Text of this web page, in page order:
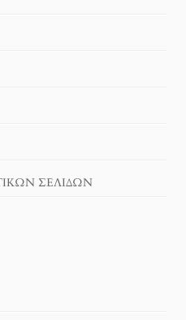
ΣΕΛΙΔΩΝ